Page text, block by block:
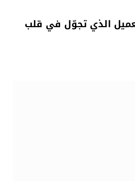
الذي تجوّل في قلب